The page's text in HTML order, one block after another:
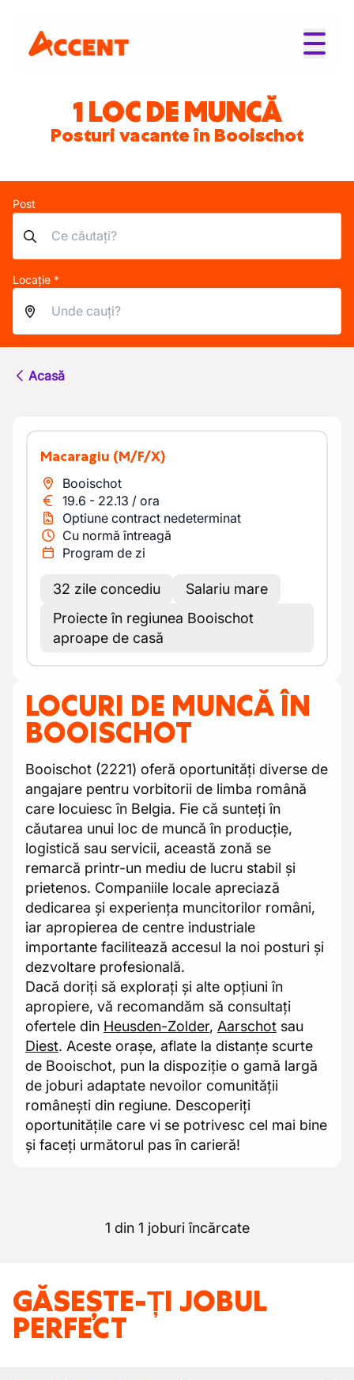
1 LOC DE MUNCĂ
Posturi vacante în Booischot
Post
Locație *
Acasă
Macaragiu (M/F/X)
Booischot
19.6 - 22.13 / ora
Optiune contract nedeterminat
Cu normă întreagă
Program de zi
32 zile concediu
Salariu mare
Proiecte în regiunea Booischot
aproape de casă
LOCURI DE MUNCĂ ÎN
BOOISCHOT
Booischot (2221) oferă oportunități diverse de
angajare pentru vorbitorii de limba română
care locuiesc în Belgia. Fie că sunteți în
căutarea unui loc de muncă în producție,
logistică sau servicii, această zonă se
remarcă printr-un mediu de lucru stabil și
prietenos. Companiile locale apreciază
dedicarea și experiența muncitorilor români,
iar apropierea de centre industriale
importante facilitează accesul la noi posturi și
dezvoltare profesională.
Dacă doriți să explorați și alte opțiuni în
apropiere, vă recomandăm să consultați
ofertele din Heusden-Zolder, Aarschot sau
Diest. Aceste orașe, aflate la distanțe scurte
de Booischot, pun la dispoziție o gamă largă
de joburi adaptate nevoilor comunității
românești din regiune. Descoperiți
oportunitățile care vi se potrivesc cel mai bine
și faceți următorul pas în carieră!
1 din 1 joburi încărcate
GĂSEȘTE-ȚI JOBUL
PERFECT